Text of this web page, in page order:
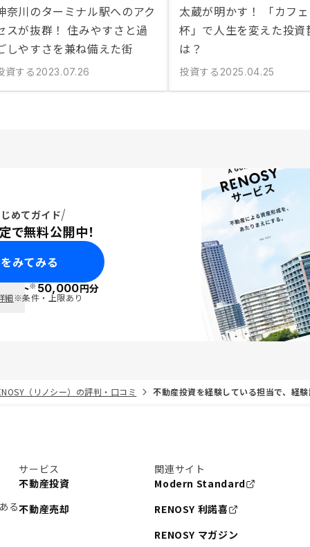
奈川のターミナル駅へのアク
スが抜群！ 住みやすさと過
しやすさを兼ね備えた街
資する 2023.07.26
太蔵が明かす！ 「カフ
杯」で人生を変えた投資
は？
投資する 2025.04.25
めてガイド
で無料公開中！
みてみる
イント※50,000円分
細※条件・上限あり
（リノシー）の評判・口コミ 不動産投資を経験している担当で、経
る
サービス
不動産投資
不動産売却
関連サイト
Modern Standard
RENOSY 利諾喜
RENOSY マガジン